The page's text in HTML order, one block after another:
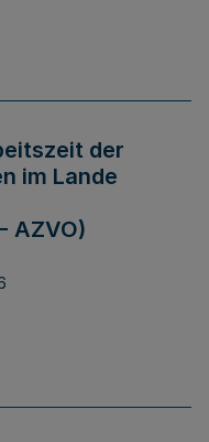
der
im Lande
AZVO)